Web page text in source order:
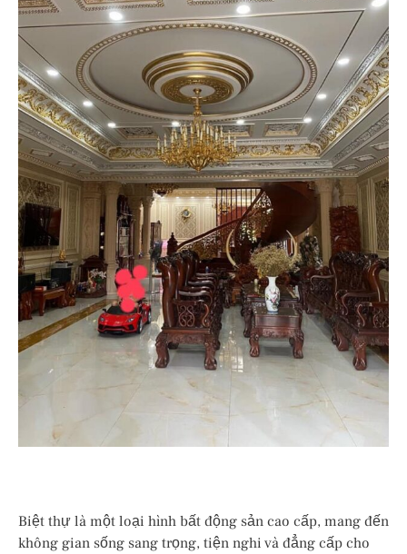
Biệt thự là một loại hình bất động sản cao cấp, mang đến
không gian sống sang trọng, tiện nghi và đẳng cấp cho